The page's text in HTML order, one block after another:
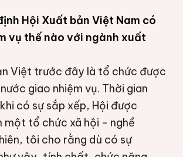
Hội Xuất bản Việt Nam có
vụ thế nào với ngành xuất
Việt trước đây là tổ chức được
giao nhiệm vụ. Thời gian
có sự sắp xếp, Hội được
một tổ chức xã hội - nghề
tôi cho rằng dù có sự